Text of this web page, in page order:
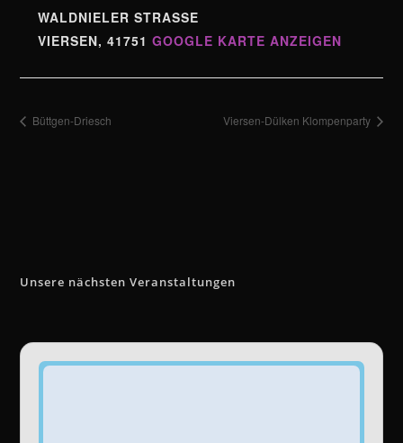
WALDNIELER STRASSE
VIERSEN, 41751 GOOGLE KARTE ANZEIGEN
Büttgen-Driesch Viersen-Dülken Klompenparty
Unsere nächsten Veranstaltungen